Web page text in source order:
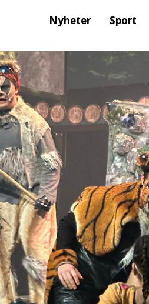
Nyheter Sport